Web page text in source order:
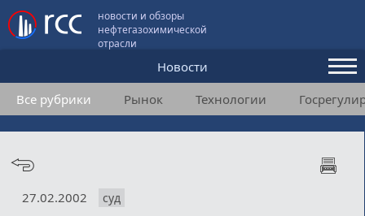
новости и обзоры
нефтегазохимической
отрасли
Новости
Аналитика и мнения
Конференции
Все рубрики Рынок Технологии
27.02.2002 суд